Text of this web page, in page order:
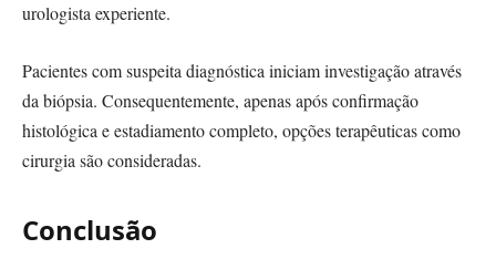
urologista experiente.
Pacientes com suspeita diagnóstica iniciam investigação através
da biópsia. Consequentemente, apenas após confirmação
histológica e estadiamento completo, opções terapêuticas como
cirurgia são consideradas.
Conclusão